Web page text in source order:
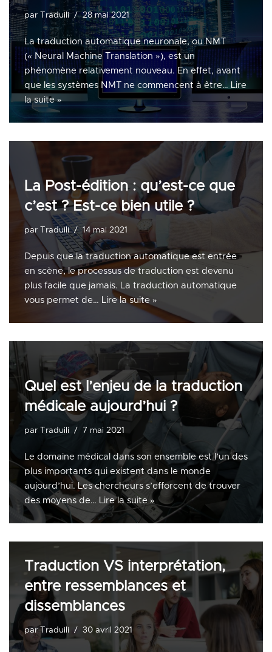
par Traduili 28 mai 2021
La traduction automatique neuronale, ou NMT
(« Neural Machine Translation »), est un
phénomène relativement nouveau. En effet, avant
que les systèmes NMT ne commencent à être… Lire
la suite »
La Post-édition : qu’est-ce que
c’est ? Est-ce bien utile ?
par Traduili 14 mai 2021
Depuis que la traduction automatique est entrée
en scène, le processus de traduction est devenu
plus facile que jamais. La traduction automatique
vous permet de… Lire la suite »
Quel est l’enjeu de la traduction
médicale aujourd’hui ?
par Traduili 7 mai 2021
Le domaine médical dans son ensemble est l’un des
plus importants qui existent dans le monde
aujourd’hui. Les chercheurs s’efforcent de trouver
des moyens de… Lire la suite »
Traduction VS interprétation,
entre ressemblances et
dissemblances
parTraduili 30 avril 2021